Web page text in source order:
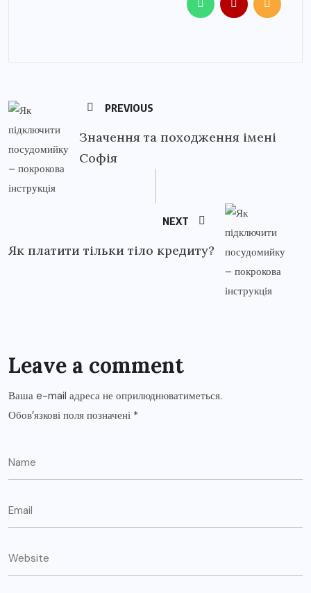
PREVIOUS
Значення та походження імені
Софія
NEXT
Як платити тільки тіло кредиту?
Leave a comment
Ваша e-mail адреса не оприлюднюватиметься.
Обов’язкові поля позначені *